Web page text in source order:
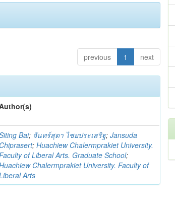
previous 1 next
Bai; จันทร์สุดา ไชยประเสริฐ;Jansuda
Chiprasert;Huachiew Chalermprakiet University.
of Liberal Arts. Graduate School;
Chalermprakiet University. Faculty of
Arts